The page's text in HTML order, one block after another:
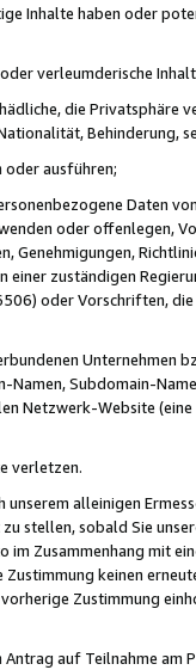
Inhalte haben oder
verleumderische
die Privatsphäre
Behinderung,
oder ausführen;
Daten
oder offenlegen,
Genehmigungen,
zuständigen
oder Vorschriften,
Unternehmen
Namen, Subdomain-
Netzwerk-Website
verletzen.
alleinigen
stellen, sobald Sie
im Zusammenhang mit
keinen
Zustimmung
Antrag auf Teilnahme